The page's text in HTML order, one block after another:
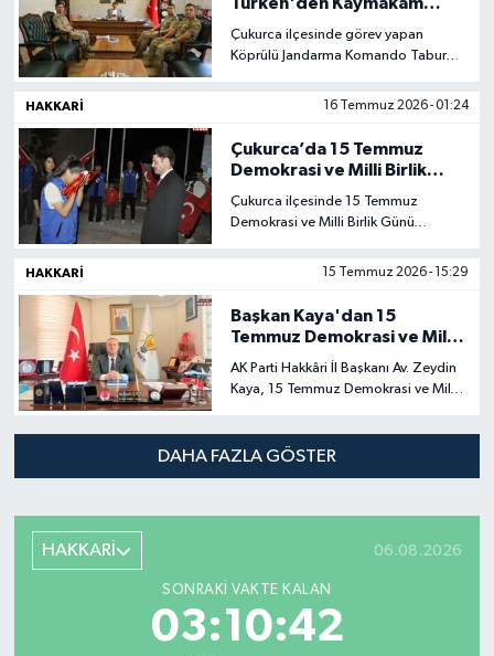
Çukurca ilçesinde görev yapan
Köprülü Jandarma Komando Tabur
İlçe Jandarma Komutanı Jandarma
dolayısıyla Çukurca Kaymakamı Emre
Cebeci'ye veda ziyaretinde bulundu.
HAKKARI 16 Temmuz 2026 - 01:24
Çukurca’da 15 Temmuz
Demokrasi ve Milli Birlik
Çukurca ilçesinde 15 Temmuz
Demokrasi ve Milli Birlik Günü
şehitler dualarla anıldı, birlik ve
HAKKARI 15 Temmuz 2026 - 15:29
Başkan Kaya'dan 15
Temmuz Demokrasi ve Millî
Birlik Günü Mesajı
AK Parti Hakkâri İl Başkanı Av. Zeydin
Kaya, 15 Temmuz Demokrasi ve Millî
mesajda, 15 Temmuz'un milletin
iman, cesaret ve millî iradeyle yazdığı
DAHA FAZLA GÖSTER
HAKKARİ 06.08.2026
SONRAKI VAKTE KALAN
03:10:42